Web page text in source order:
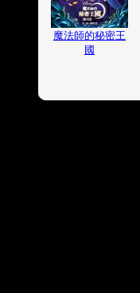
魔法師的秘密王
國